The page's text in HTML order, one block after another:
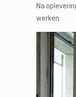
Na
werken.